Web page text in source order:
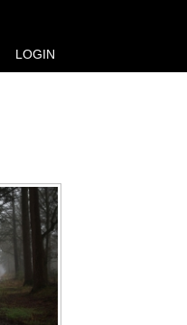
LOGIN